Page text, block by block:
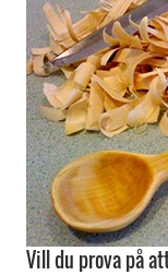
Vill du prova på